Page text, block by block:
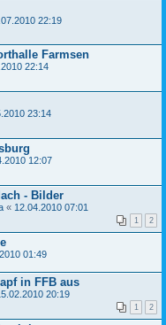
22:19
Farmsen
22:14
23:14
12:07
- Bilder
« 12.04.2010 07:01
1 2
01:49
in FFB aus
20:19
1 2